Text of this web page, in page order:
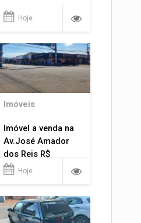
Hoje
Imóveis
Imóvel a venda na
Av.José Amador
dos Reis R$
1.400.000
Hoje